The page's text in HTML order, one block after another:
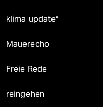
klima update°
Mauerecho
Freie Rede
reingehen